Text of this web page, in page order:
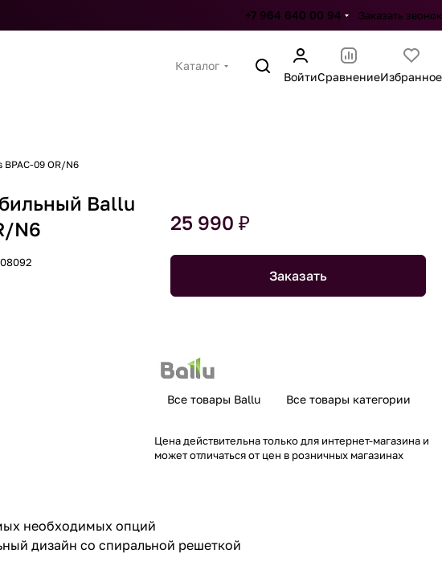
+7 964 640 00 94 Заказать звонок
Каталог
ВойтиСравнениеИзбранное
09 OR/N6
Ballu
N6
25 990 ₽
Заказать
Все товары Ballu Все товары категории
Цена действительна только для интернет-магазина и
может отличаться от цен в розничных магазинах
необходимых опций
дизайн со спиральной решеткой